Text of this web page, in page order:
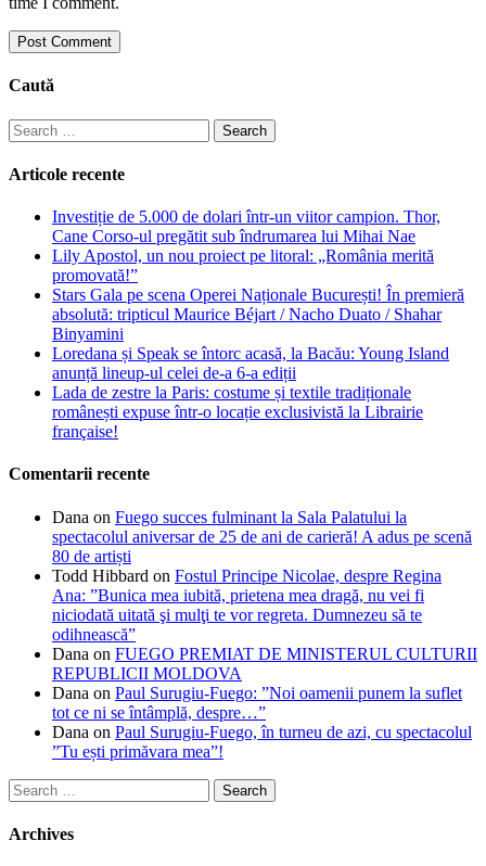
Caută
Search
for:
Articole recente
Investiție de 5.000 de dolari într-un viitor campion. Thor,
Cane Corso-ul pregătit sub îndrumarea lui Mihai Nae
Lily Apostol, un nou proiect pe litoral: „România merită
promovată!”
Stars Gala pe scena Operei Naționale București! În premieră
absolută: tripticul Maurice Béjart / Nacho Duato / Shahar
Binyamini
Loredana și Speak se întorc acasă, la Bacău: Young Island
anunță lineup-ul celei de-a 6-a ediții
Lada de zestre la Paris: costume și textile tradiționale
românești expuse într-o locație exclusivistă la Librairie
française!
Comentarii recente
Dana on Fuego succes fulminant la Sala Palatului la
spectacolul aniversar de 25 de ani de carieră! A adus pe scenă
80 de artiști
Todd Hibbard on Fostul Principe Nicolae, despre Regina
Ana: ”Bunica mea iubită, prietena mea dragă, nu vei fi
niciodată uitată şi mulţi te vor regreta. Dumnezeu să te
odihnească”
Dana on FUEGO PREMIAT DE MINISTERUL CULTURII
REPUBLICII MOLDOVA
Dana on Paul Surugiu-Fuego: ”Noi oamenii punem la suflet
tot ce ni se întâmplă, despre…”
Dana on Paul Surugiu-Fuego, în turneu de azi, cu spectacolul
”Tu ești primăvara mea”!
Search
for:
Archives